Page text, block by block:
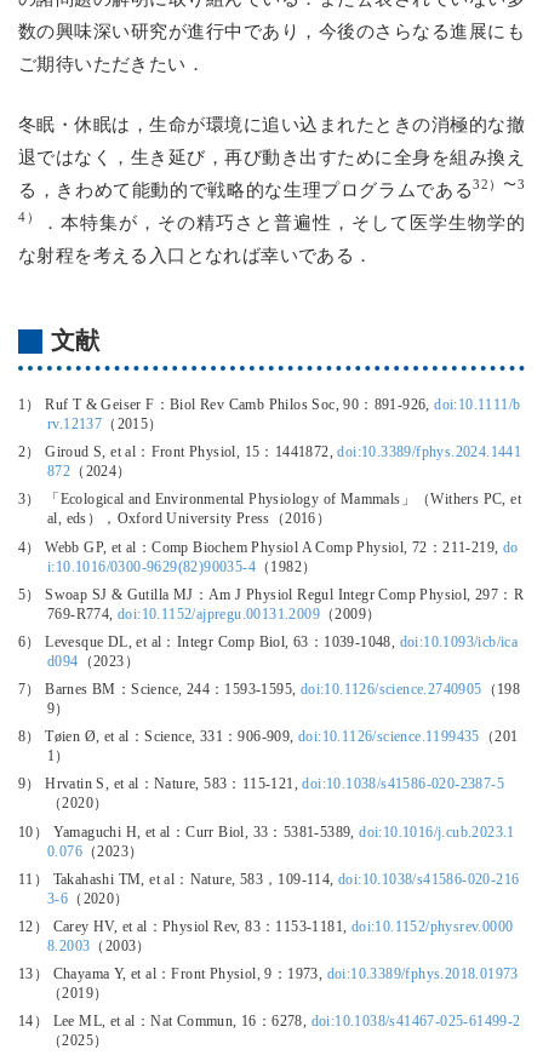
数の興味深い研究が進行中であり，今後のさらなる進展にも
ご期待いただきたい．
冬眠・休眠は，生命が環境に追い込まれたときの消極的な撤
退ではなく，生き延び，再び動き出すために全身を組み換え
る，きわめて能動的で戦略的な生理プログラムである32）〜3
4）
．本特集が，その精巧さと普遍性，そして医学生物学的
な射程を考える入口となれば幸いである．
文献
1） Ruf T & Geiser F：Biol Rev Camb Philos Soc, 90：891-926,doi:10.1111/b
rv.12137 （2015）
2） Giroud S, et al：Front Physiol, 15：1441872,doi:10.3389/fphys.2024.1441
872 （2024）
3） 「Ecological and Environmental Physiology of Mammals」（Withers PC, et
al, eds），Oxford University Press（2016）
4） Webb GP, et al：Comp Biochem Physiol A Comp Physiol, 72：211-219, do
i:10.1016/0300-9629(82)90035-4 （1982）
5） Swoap SJ & Gutilla MJ：Am J Physiol Regul Integr Comp Physiol, 297：R
769-R774,doi:10.1152/ajpregu.00131.2009 （2009）
6） Levesque DL, et al：Integr Comp Biol, 63：1039-1048, doi:10.1093/icb/ica
d094 （2023）
7） Barnes BM：Science, 244：1593-1595, doi:10.1126/science.2740905 （198
9）
8） Tøien Ø, et al：Science, 331：906-909,doi:10.1126/science.1199435 （201
1）
9） Hrvatin S, et al：Nature, 583：115-121,doi:10.1038/s41586-020-2387-5
（2020）
10） Yamaguchi H, et al：Curr Biol, 33：5381-5389,doi:10.1016/j.cub.2023.1
0.076 （2023）
11） Takahashi TM, et al：Nature, 583，109-114,doi:10.1038/s41586-020-216
3-6 （2020）
12） Carey HV, et al：Physiol Rev, 83：1153-1181, doi:10.1152/physrev.0000
8.2003 （2003）
13） Chayama Y, et al：Front Physiol, 9：1973, doi:10.3389/fphys.2018.01973
（2019）
14） Lee ML, et al：Nat Commun, 16：6278, doi:10.1038/s41467-025-61499-2
（2025）